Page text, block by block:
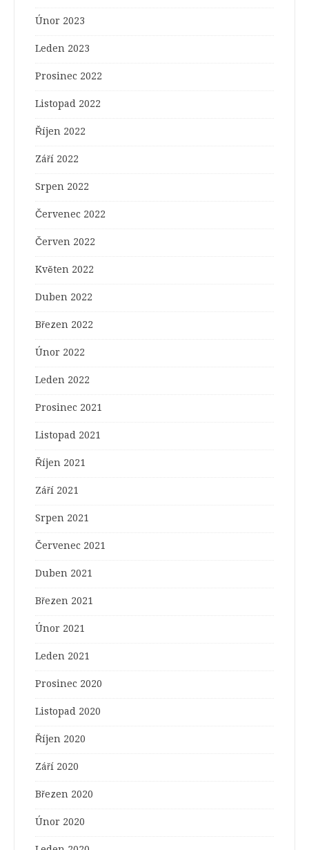
Únor 2023
Leden 2023
Prosinec 2022
Listopad 2022
Říjen 2022
Září 2022
Srpen 2022
Červenec 2022
Červen 2022
Květen 2022
Duben 2022
Březen 2022
Únor 2022
Leden 2022
Prosinec 2021
Listopad 2021
Říjen 2021
Září 2021
Srpen 2021
Červenec 2021
Duben 2021
Březen 2021
Únor 2021
Leden 2021
Prosinec 2020
Listopad 2020
Říjen 2020
Září 2020
Březen 2020
Únor 2020